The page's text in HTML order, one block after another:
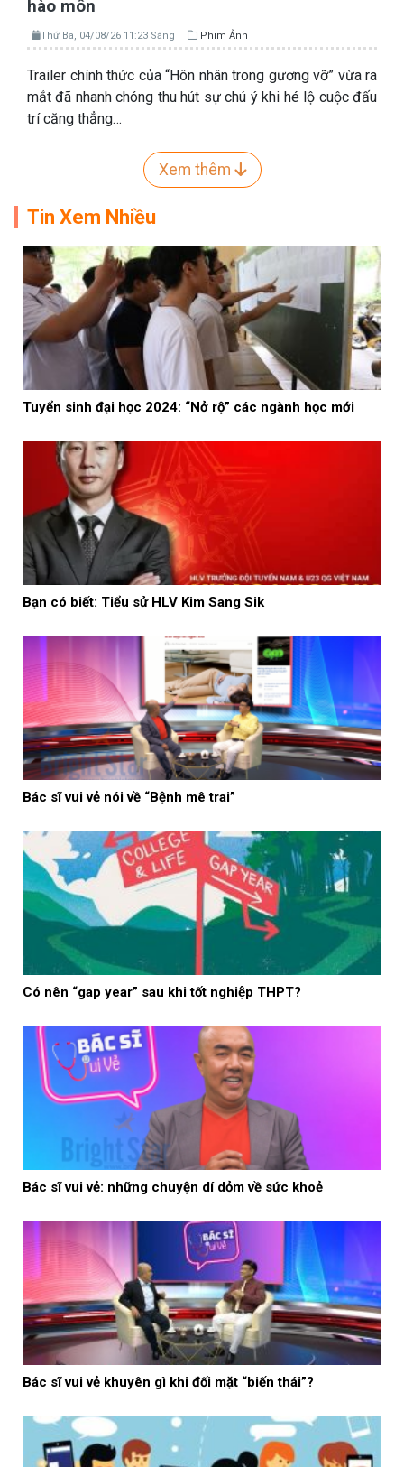
hào môn
Thứ Ba, 04/08/26 11:23 Sáng Phim Ảnh
Trailer chính thức của “Hôn nhân trong gương vỡ” vừa ra
mắt đã nhanh chóng thu hút sự chú ý khi hé lộ cuộc đấu
trí căng thẳng…
Xem thêm
Tin Xem Nhiều
Tuyển sinh đại học 2024: “Nở rộ” các ngành học mới
Bạn có biết: Tiểu sử HLV Kim Sang Sik
Bác sĩ vui vẻ nói về “Bệnh mê trai”
Có nên “gap year” sau khi tốt nghiệp THPT?
Bác sĩ vui vẻ: những chuyện dí dỏm về sức khoẻ
Bác sĩ vui vẻ khuyên gì khi đối mặt “biến thái”?